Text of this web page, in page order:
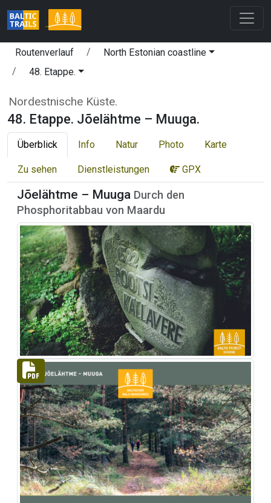
Routenverlauf
North Estonian coastline
48. Etappe.
Nordestnische Küste.
48. Etappe. Jõelähtme – Muuga.
Überblick Info Natur Photo Karte
Zu sehen Dienstleistungen GPX
Jõelähtme – Muuga Durch den
Phosphoritabbau von Maardu